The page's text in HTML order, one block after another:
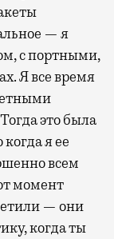
— я
с портными,
Я все время
это была
я ее
всем
момент
— они
когда ты